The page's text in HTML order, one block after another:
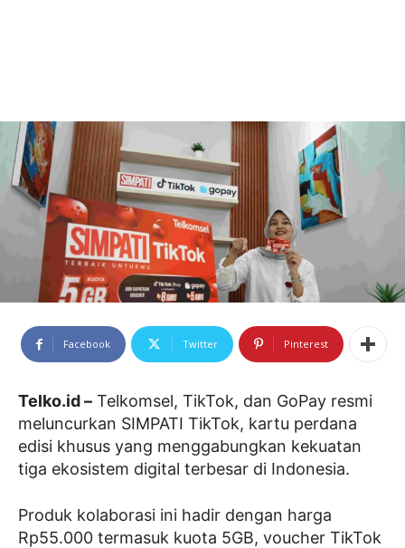
Facebook Twitter Pinterest
Telko.id – Telkomsel, TikTok, dan GoPay resmi
meluncurkan SIMPATI TikTok, kartu perdana
edisi khusus yang menggabungkan kekuatan
tiga ekosistem digital terbesar di Indonesia.
Produk kolaborasi ini hadir dengan harga
Rp55.000 termasuk kuota 5GB, voucher TikTok